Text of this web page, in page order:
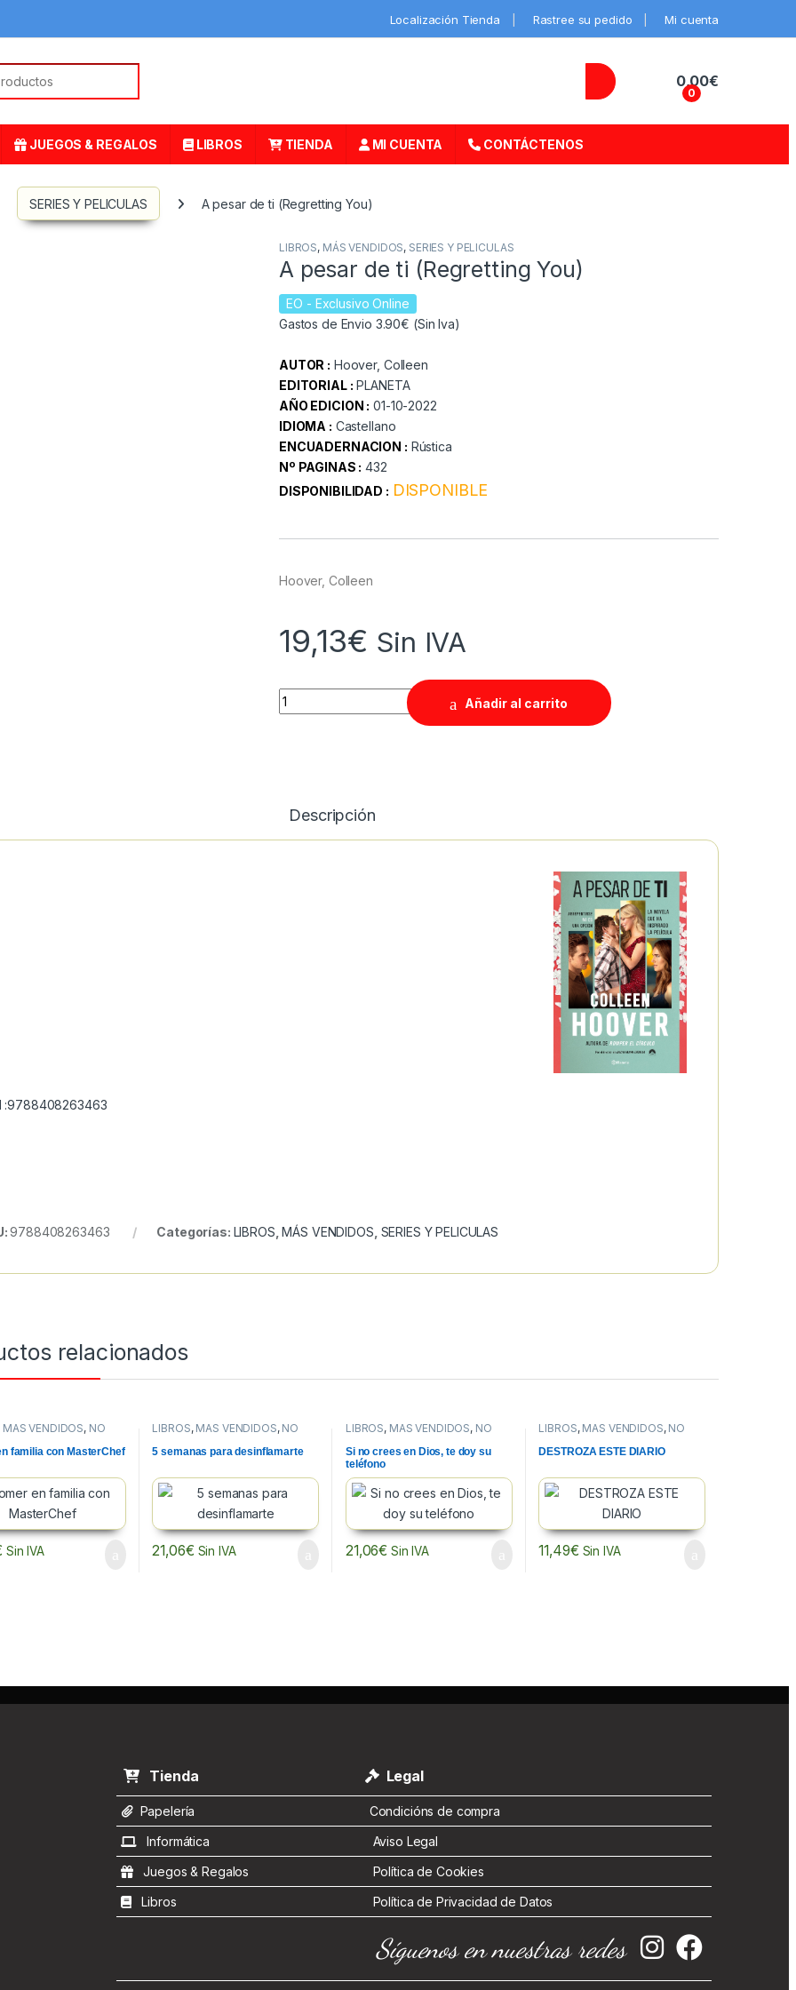
Localización Tienda Rastree su pedido Mi cuenta
0
0,00€
JUEGOS & REGALOS LIBROS TIENDA MI CUENTA CONTÁCTENOS
SERIES Y PELICULAS A pesar de ti (Regretting You)
LIBROS, MÁS VENDIDOS, SERIES Y PELICULAS
A pesar de ti (Regretting You)
EO - Exclusivo Online
Gastos de Envio 3.90€ (Sin Iva)
AUTOR : Hoover, Colleen
EDITORIAL : PLANETA
AÑO EDICION : 01-10-2022
IDIOMA : Castellano
ENCUADERNACION : Rústica
Nº PAGINAS : 432
DISPONIBILIDAD : DISPONIBLE
Hoover, Colleen
19,13€ Sin IVA
Quantity
Añadir al carrito
Descripción
:9788408263463
9788408263463 Categorías: LIBROS ,MÁS VENDIDOS SERIES Y PELICULAS
relacionados
MÁS VENDIDOS, NO
familia con MasterChef
Sin IVA
LIBROS, MÁS VENDIDOS, NO
5 semanas para desinflamarte
21,06€ Sin IVA
LIBROS, MÁS VENDIDOS, NO
Si no crees en Dios, te doy su
teléfono
21,06€ Sin IVA
LIBROS, MÁS VENDIDOS, NO
DESTROZA ESTE DIARIO
11,49€ Sin IVA
Tienda Legal
Papelería
Condicións de compra
Informática
Aviso Legal
Juegos & Regalos
Política de Cookies
Libros
Política de Privacidad de Datos
Síguenos en nuestras redes